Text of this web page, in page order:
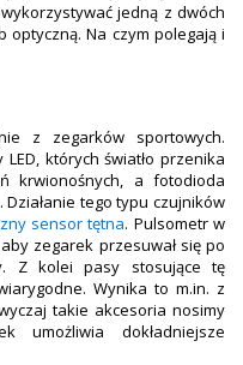
jedną z dwóch
Na czym polegają i
z zegarków sportowych.
których światło przenika
krwionośnych, a fotodioda
tego typu czujników
sensor tętna. Pulsometr w
zegarek przesuwał się po
Z kolei pasy stosujące tę
Wynika to m.in. z
takie akcesoria nosimy
dokładniejsze